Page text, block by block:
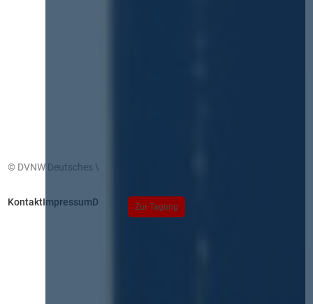
Zur Tagung
© DVNW Deutsches Vergabenetzwerk GmbH
KontaktImpressumDatenschutz